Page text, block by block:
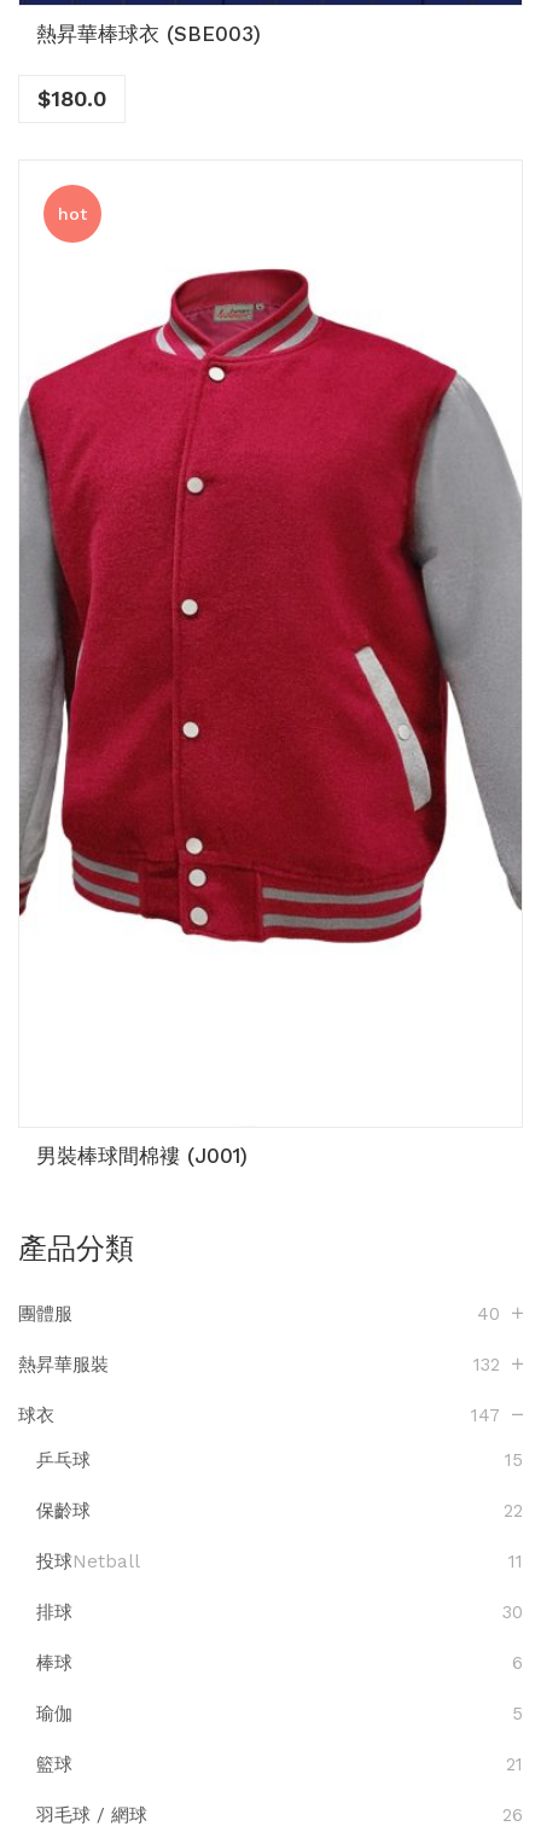
熱昇華棒球衣 (SBE003)
$180.0
hot
男裝棒球間棉褸 (J001)
產品分類
團體服 40
熱昇華服裝 132
球衣 147
乒乓球 15
保齡球 22
投球Netball 11
排球 30
棒球 6
瑜伽 5
籃球 21
羽毛球 / 網球 26